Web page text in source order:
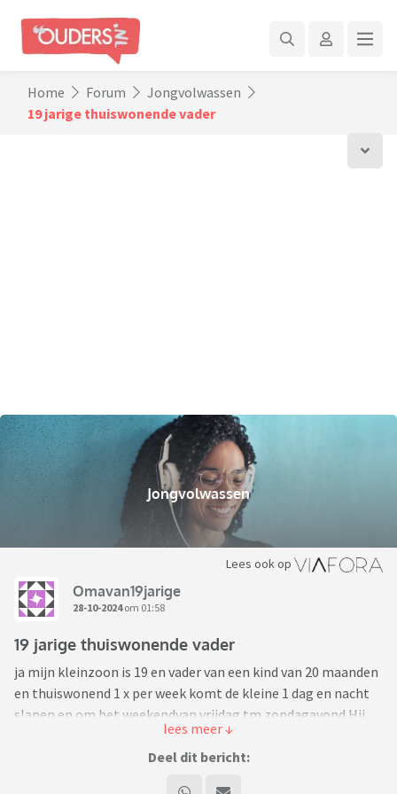
Home Forum
Jongvolwassen
19 jarige thuiswonende vader
Jongvolwassen
Lees ook op
Omavan19jarige
28-10-2024om 01:58
19 jarige thuiswonende vader
ja mijn kleinzoon is 19 en vader van een kind van 20 maanden
en thuiswonend 1 x per week komt de kleine 1 dag en nacht
slapen en om het weekendvan vrijdag tm zondagavond Hij
heeft geen inkomen ,geen werk
Solliciteerd maar heeft geen diploma,s . De moeder en hij zijn
Deel dit bericht: